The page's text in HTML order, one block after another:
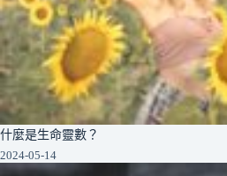
什麼是生命靈數？
2024-05-14